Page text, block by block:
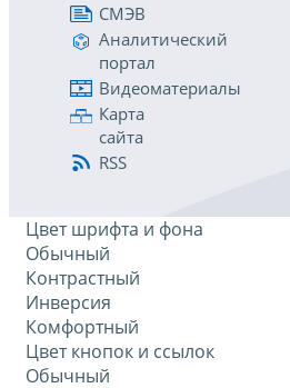
СМЭВ
Аналитический
портал
Видеоматериалы
Карта
сайта
RSS
Цвет шрифта и фона
Обычный
Контрастный
Инверсия
Комфортный
Цвет кнопок и ссылок
Обычный